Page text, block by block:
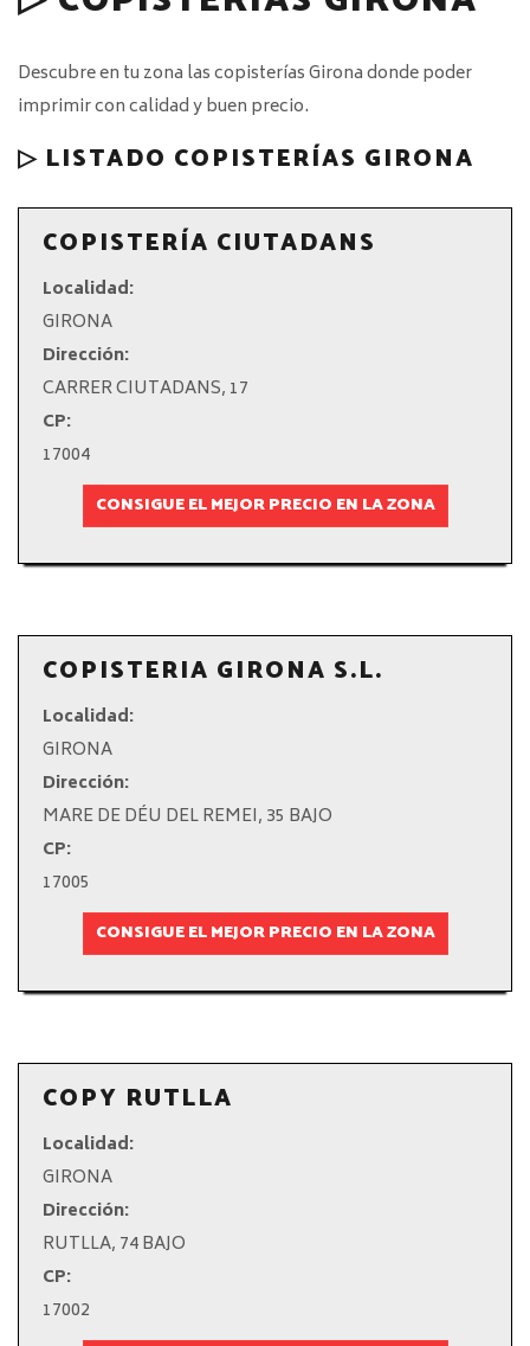
Descubre en tu zona las copisterías Girona donde poder
imprimir con calidad y buen precio.
▷ LISTADO COPISTERÍAS GIRONA
COPISTERÍA CIUTADANS
Localidad:
GIRONA
Dirección:
CARRER CIUTADANS, 17
CP:
17004
CONSIGUE EL MEJOR PRECIO EN LA ZONA
COPISTERIA GIRONA S.L.
Localidad:
GIRONA
Dirección:
MARE DE DÉU DEL REMEI, 35 BAJO
CP:
17005
CONSIGUE EL MEJOR PRECIO EN LA ZONA
COPY RUTLLA
Localidad:
GIRONA
Dirección:
RUTLLA, 74 BAJO
CP:
17002